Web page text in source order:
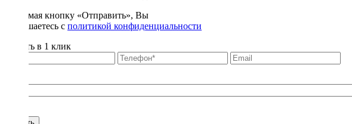
Нажимая кнопку «Отправить», Вы
соглашаетесь с политикой конфиденциальности
Купить в 1 клик